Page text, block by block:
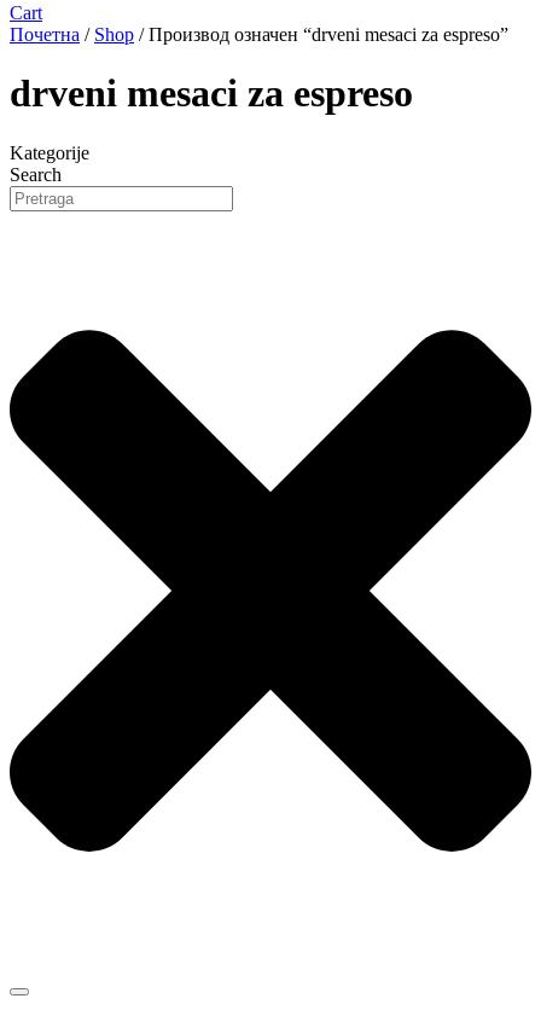
Cart
Почетна / Shop / Производ oзначен “drveni mesaci za espreso”
drveni mesaci za espreso
Kategorije
Search